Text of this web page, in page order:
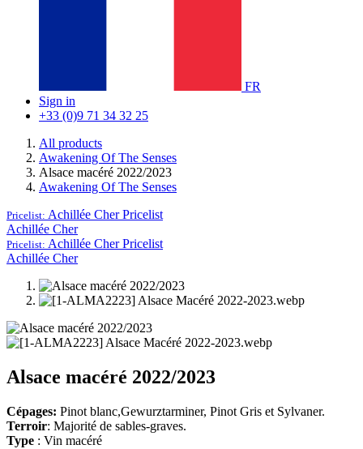
FR
Sign in
+33 (0)9 71 34 32 25
All products
Awakening Of The Senses
Alsace macéré 2022/2023
Awakening Of The Senses
Pricelist: Achillée Cher Pricelist
Achillée Cher
Pricelist: Achillée Cher Pricelist
Achillée Cher
Alsace macéré 2022/2023
Cépages: Pinot blanc,Gewurztarminer, Pinot Gris et Sylvaner.
Terroir: Majorité de sables-graves.
Type : Vin macéré